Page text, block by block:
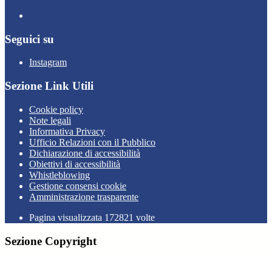
Seguici su
Instagram
Sezione Link Utili
Cookie policy
Note legali
Informativa Privacy
Ufficio Relazioni con il Pubblico
Dichiarazione di accessibilità
Obiettivi di accessibilità
Whistleblowing
Gestione consensi cookie
Amministrazione trasparente
Pagina visualizzata 172821 volte
Sezione Copyright